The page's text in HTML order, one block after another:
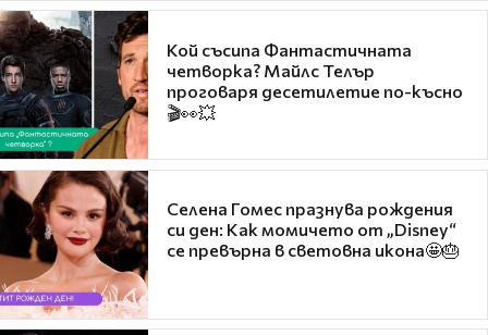
Кой съсипа Фантастичната
четворка? Майлс Телър
проговаря десетилетие по-късно
🎬👀💥
Селена Гомес празнува рождения
си ден: Как момичето от „Disney“
се превърна в световна икона🤩🎂